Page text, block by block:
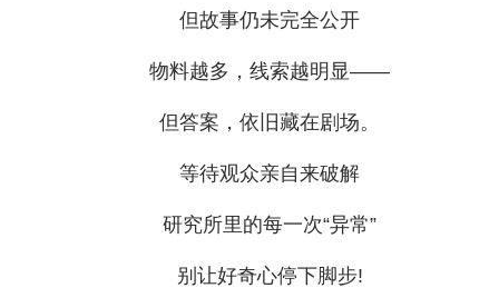
但故事仍未完全公开
物料越多，线索越明显——
但答案，依旧藏在剧场。
等待观众亲自来破解
研究所里的每一次“异常”
别让好奇心停下脚步!